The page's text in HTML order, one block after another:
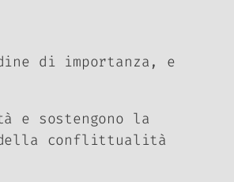
di importanza, e
e sostengono la
della conflittualità